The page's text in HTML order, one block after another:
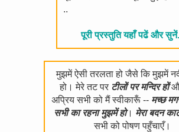
..
पूरी प्रस्तुति यहाँ पढें और
मुझमें ऐसी तरलता हो जैसे कि मुझमें
हो। मेरे तट पर टीलों पर मन्दिर हों
अप्रिय सभी को मैं स्वीकारूँ -- मच्छ
सभी का रहना मुझमें हो। मेरा बदन
सभी को पोषण पहुँचाएँ।